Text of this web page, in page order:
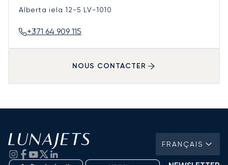
Alberta iela 12-5 LV-1010
+371 64 909 115
NOUS CONTACTER
FRANÇAIS